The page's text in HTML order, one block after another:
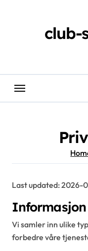
club-
Last updated: 2026-
Vi samler inn ulike
forbedre våre